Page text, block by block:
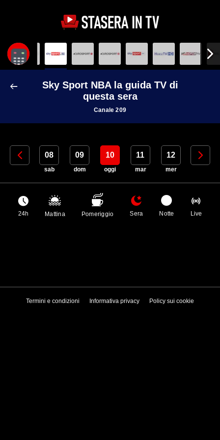
Sky Sport NBA la guida TV di
questa sera
Canale 209
07 08
sab
09
dom
10
oggi
11
mar
12
mer
13
24h Mattina Pomeriggio Sera Notte Live
Termini e condizioni Informativa privacy Policy sui cookie